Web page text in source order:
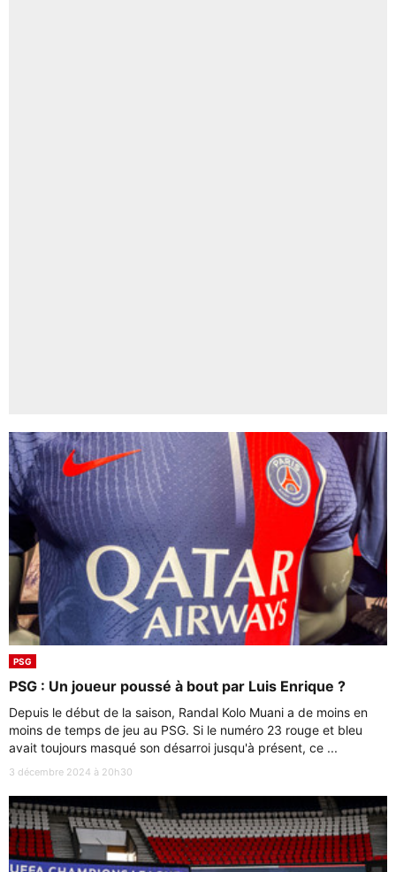
PSG
PSG : Un joueur poussé à bout par Luis Enrique ?
Depuis le début de la saison, Randal Kolo Muani a de moins en
moins de temps de jeu au PSG. Si le numéro 23 rouge et bleu
avait toujours masqué son désarroi jusqu'à présent, ce ...
3 décembre 2024 à 20h30